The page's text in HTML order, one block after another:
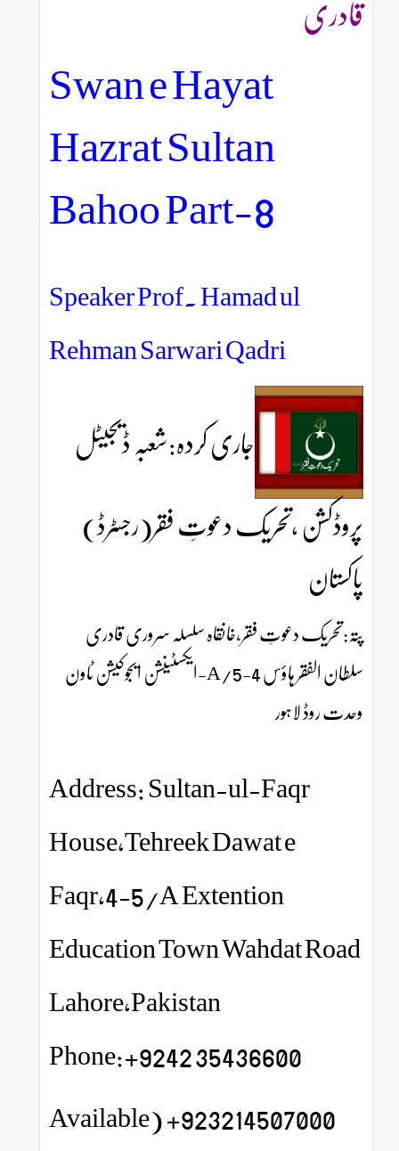
قادری
Swan e Hayat
Hazrat Sultan
Bahoo Part-8
Speaker Prof. Hamad ul
Rehman Sarwari Qadri
جاری کردہ:شعبہ ڈیجیٹل
پروڈکشن ،تحریک دعوتِ فقر(رجسٹرڈ)
پاکستان
پتہ:تحریک دعوتِ فقر،خانقاہ سلسلہ سروری قادری
سلطان الفقر ہاؤس 4-5/A-ایکسٹینشن ایجوکیشن ٹاون
وحدت روڈ لاہور
Address: Sultan-ul-Faqr
House,Tehreek Dawat e
Faqr,4-5/A Extention
Education Town Wahdat Road
Lahore,Pakistan
Phone:+9242 35436600
923214507000+ (Available